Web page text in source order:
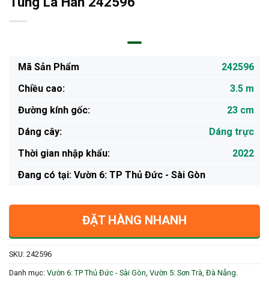
Mã Sản Phẩm
242596
Chiều cao:
3.5 m
Đường kính gốc:
23 cm
Dáng cây:
Dáng trực
Thời gian nhập khẩu:
2022
Ðang có tại: Vườn 6: TP Thủ Đức - Sài Gòn
ĐẶT HÀNG NHANH
SKU: 242596
Danh mục: Vườn 6: TP Thủ Đức - Sài Gòn Vườn 5: Sơn Trà, Đà Nẵng.